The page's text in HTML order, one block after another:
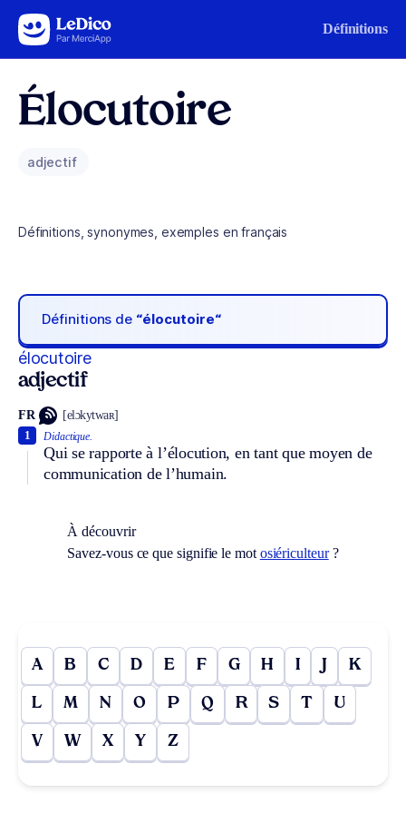
Aller au contenu Définitions
Élocutoire
adjectif
Définitions, synonymes, exemples en français
Définitions de “élocutoire“
élocutoire
adjectif
FR [elɔkytwaʀ]
Didactique.
Qui se rapporte à l’élocution, en tant que moyen de
communication de l’humain.
1
À découvrir
Savez-vous ce que signifie le mot osiériculteur?
A B C D E F G H I J K
L M N O P Q R S T U
V W X Y Z